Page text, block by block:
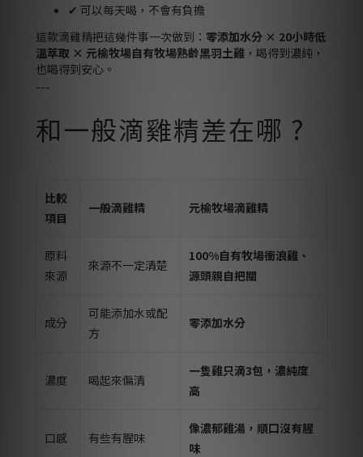
✔ 可以每天喝，不會有負擔
這款滴雞精把這幾件事一次做到： 零添加水分 × 20小時低
溫萃取 × 元榆牧場自有牧場熟齡黑羽土雞 ，喝得到濃純，
也喝得到安心。
---
和一般滴雞精差在哪 ?
比較
項目
一般滴雞精 元榆牧場滴雞精
原料
來源
來源不一定清楚
100%自有牧場衝浪雞、
源頭親自把關
成分
可能添加水或配
方
零添加水分
濃度 喝起來偏清
一隻雞只滴3包，濃純度
高
口感 有些有腥味
像濃郁雞湯，順口沒有腥
味